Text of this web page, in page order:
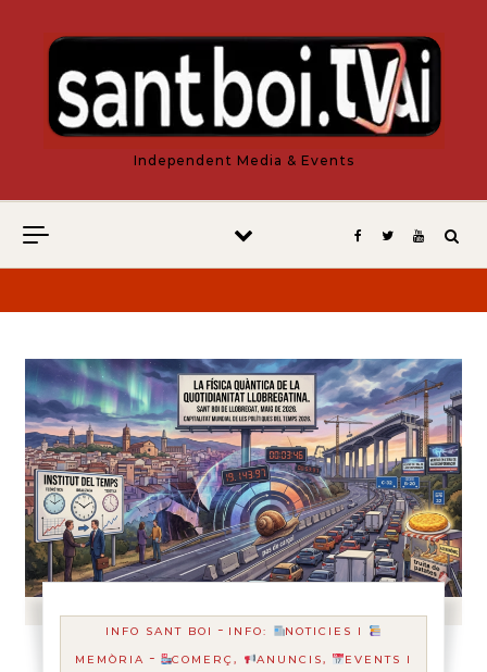
Independent Media & Events
INFO SANT BOI - INFO:
NOTICIES I
MEMÒRIA - COMERÇ, ANUNCIS,
EVENTS I